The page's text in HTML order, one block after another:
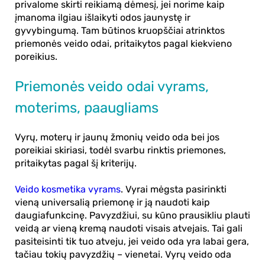
privalome skirti reikiamą dėmesį, jei norime kaip
įmanoma ilgiau išlaikyti odos jaunystę ir
gyvybingumą. Tam būtinos kruopščiai atrinktos
priemonės veido odai, pritaikytos pagal kiekvieno
poreikius.
Priemonės veido odai vyrams,
moterims, paaugliams
Vyrų, moterų ir jaunų žmonių veido oda bei jos
poreikiai skiriasi, todėl svarbu rinktis priemones,
pritaikytas pagal šį kriterijų.
Veido kosmetika vyrams. Vyrai mėgsta pasirinkti
vieną universalią priemonę ir ją naudoti kaip
daugiafunkcinę. Pavyzdžiui, su kūno prausikliu plauti
veidą ar vieną kremą naudoti visais atvejais. Tai gali
pasiteisinti tik tuo atveju, jei veido oda yra labai gera,
tačiau tokių pavyzdžių – vienetai. Vyrų veido oda